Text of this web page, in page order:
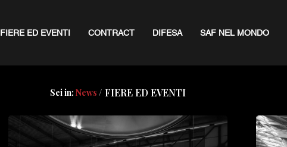
FIERE ED EVENTI CONTRACT DIFESA SAF NEL MONDO
Sei in:News / FIERE ED EVENTI